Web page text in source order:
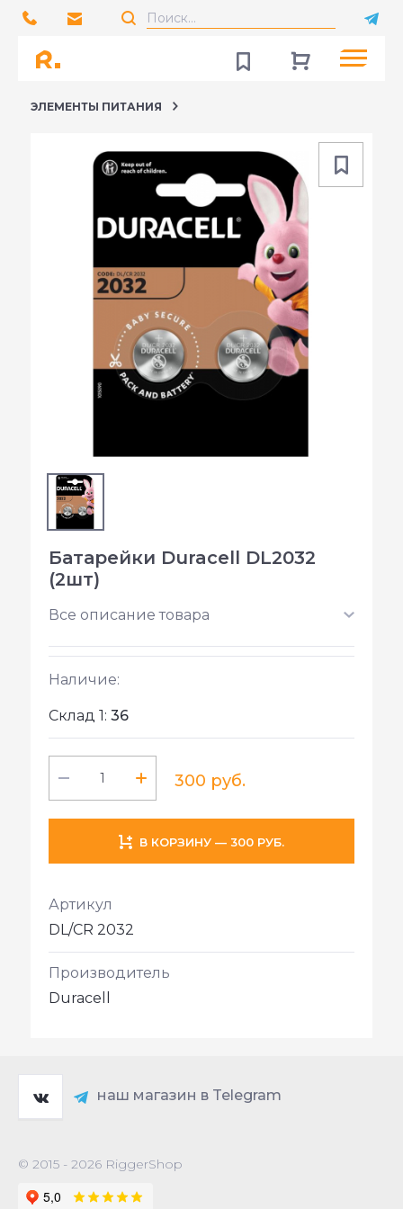
ЭЛЕМЕНТЫ ПИТАНИЯ
Батарейки Duracell DL2032
(2шт)
Все описание товара
Наличие:
Склад 1: 36
300 руб.
В КОРЗИНУ — 300 РУБ.
Артикул
DL/CR 2032
Производитель
Duracell
наш магазин в Telegram
© 2015 - 2026 RiggerShop